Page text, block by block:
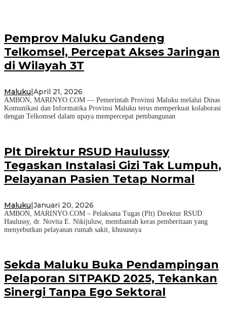
Pemprov Maluku Gandeng
Telkomsel, Percepat Akses Jaringan
di Wilayah 3T
Maluku April 21, 2026
AMBON, MARINYO.COM — Pemerintah Provinsi Maluku melalui Dinas
Komunikasi dan Informatika Provinsi Maluku terus memperkuat kolaborasi
dengan Telkomsel dalam upaya mempercepat pembangunan
Plt Direktur RSUD Haulussy
Tegaskan Instalasi Gizi Tak Lumpuh,
Pelayanan Pasien Tetap Normal
Maluku|Januari 20, 2026
AMBON, MARINYO.COM – Pelaksana Tugas (Plt) Direktur RSUD
Haulussy, dr. Novita E. Nikijuluw, membantah keras pemberitaan yang
menyebutkan pelayanan rumah sakit, khususnya
Sekda Maluku Buka Pendampingan
Pelaporan SITPAKD 2025, Tekankan
Sinergi Tanpa Ego Sektoral